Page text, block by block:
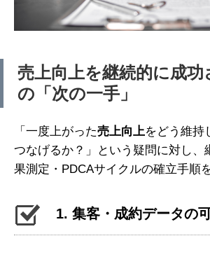
売上向上を継続的に成
の「次の一手」
「一度上がった売上向上をどう維持
つなげるか？」という疑問に対し、
果測定・PDCAサイクルの確立手順
1. 集客・成約データの